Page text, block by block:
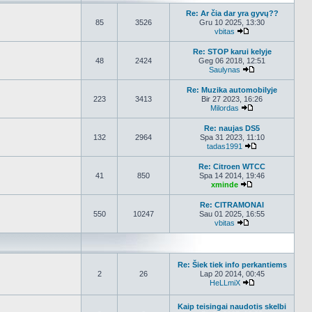
85 3526
Re: Ar čia dar yra gyvų??
Gru 10 2025, 13:30
vbitas
48 2424
Re: STOP karui kelyje
Geg 06 2018, 12:51
Saulynas
223 3413
Re: Muzika automobilyje
Bir 27 2023, 16:26
Milordas
132 2964
Re: naujas DS5
Spa 31 2023, 11:10
tadas1991
41 850
Re: Citroen WTCC
Spa 14 2014, 19:46
xminde
550 10247
Re: CITRAMONAI
Sau 01 2025, 16:55
vbitas
2 26
Re: Šiek tiek info perkantiems
Lap 20 2014, 00:45
HeLLmiX
Kaip teisingai naudotis skelbi